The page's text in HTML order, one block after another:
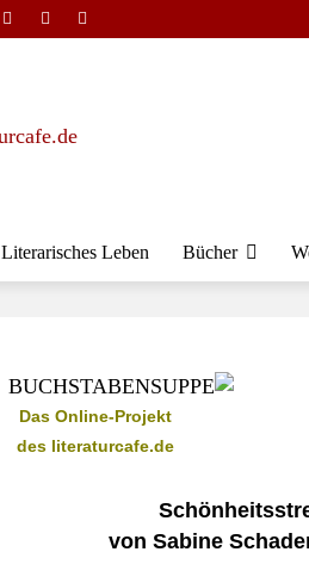
Literarisches Leben Bücher
Das Online-Projekt
des literaturcafe.de
von Sabine